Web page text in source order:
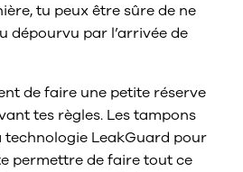
tu peux être sûre de ne
dépourvu par l’arrivée de
de faire une petite réserve
tes règles. Les tampons
technologie LeakGuard pour
permettre de faire tout ce